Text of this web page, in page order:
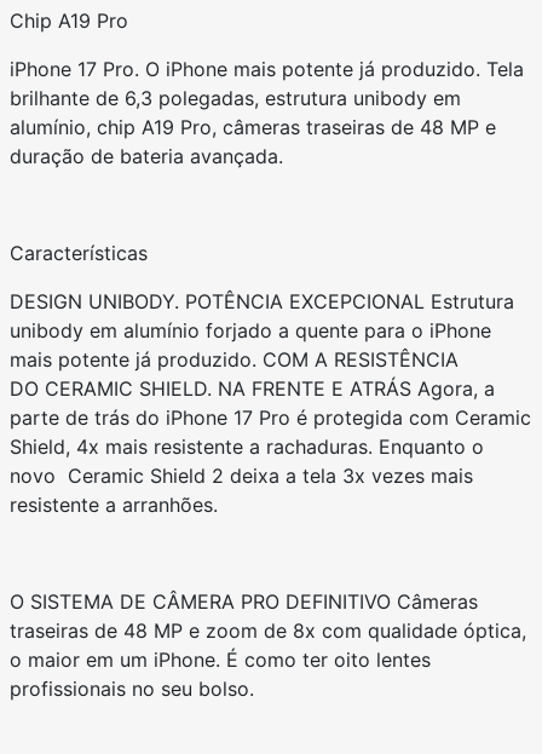
Chip A19 Pro
iPhone 17 Pro. O iPhone mais potente já produzido. Tela
brilhante de 6,3 polegadas, estrutura unibody em
alumínio, chip A19 Pro, câmeras traseiras de 48 MP e
duração de bateria avançada.
Características
DESIGN UNIBODY. POTÊNCIA EXCEPCIONAL Estrutura
unibody em alumínio forjado a quente para o iPhone
mais potente já produzido. COM A RESISTÊNCIA
DO CERAMIC SHIELD. NA FRENTE E ATRÁS Agora, a
parte de trás do iPhone 17 Pro é protegida com Ceramic
Shield, 4x mais resistente a rachaduras. Enquanto o
novo Ceramic Shield 2 deixa a tela 3x vezes mais
resistente a arranhões.
O SISTEMA DE CÂMERA PRO DEFINITIVO Câmeras
traseiras de 48 MP e zoom de 8x com qualidade óptica,
o maior em um iPhone. É como ter oito lentes
profissionais no seu bolso.